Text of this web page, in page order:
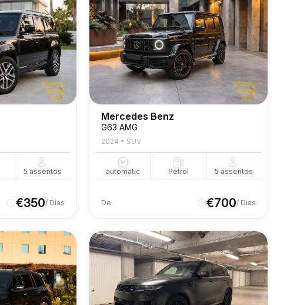
5 assentos
€350/ Dias
Mercedes Benz
G63 AMG
2024 • SUV
automatic Petrol 5 assentos
De €700/ Dias